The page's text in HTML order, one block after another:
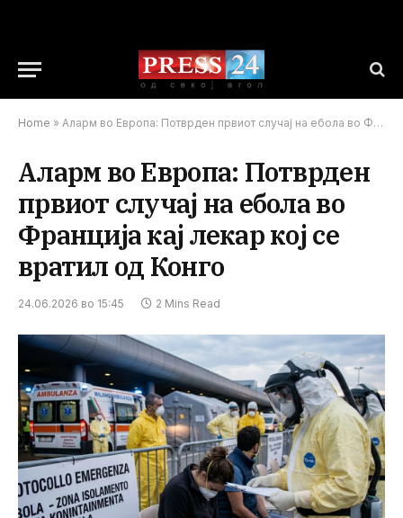
Home » Аларм во Европа: Потврден првиот случај на ебола во Франција кај лекар кој се вратил од Конго
Аларм во Европа: Потврден
првиот случај на ебола во
Франција кај лекар кој се
вратил од Конго
24.06.2026 во 15:45 2 Mins Read